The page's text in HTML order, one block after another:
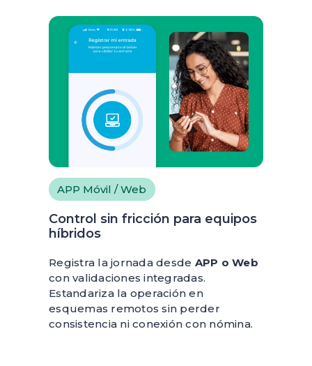
APP Móvil / Web
Control sin fricción para equipos
híbridos
Registra la jornada desde APP o Web
con validaciones integradas.
Estandariza la operación en
esquemas remotos sin perder
consistencia ni conexión con nómina.